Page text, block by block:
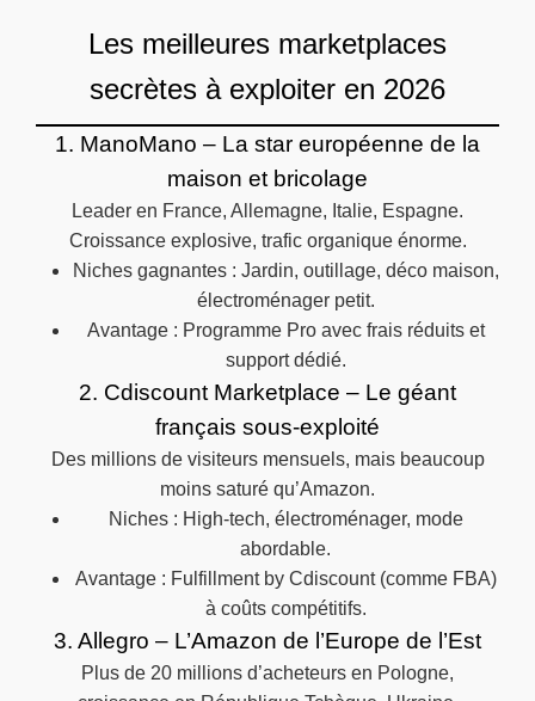
Les meilleures marketplaces
secrètes à exploiter en 2026
1. ManoMano – La star européenne de la
maison et bricolage
Leader en France, Allemagne, Italie, Espagne.
Croissance explosive, trafic organique énorme.
Niches gagnantes : Jardin, outillage, déco maison,
électroménager petit.
Avantage : Programme Pro avec frais réduits et
support dédié.
2. Cdiscount Marketplace – Le géant
français sous-exploité
Des millions de visiteurs mensuels, mais beaucoup
moins saturé qu’Amazon.
Niches : High-tech, électroménager, mode
abordable.
Avantage : Fulfillment by Cdiscount (comme FBA)
à coûts compétitifs.
3. Allegro – L’Amazon de l’Europe de l’Est
Plus de 20 millions d’acheteurs en Pologne,